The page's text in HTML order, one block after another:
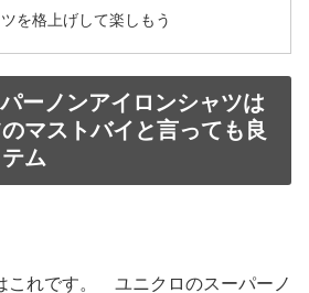
を格上げして楽しもう
ーノンアイロンシャツは
マストバイと言っても良
ム
これです。 ユニクロのスーパーノ